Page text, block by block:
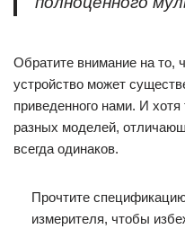
Обратите внимание на то,
устройство может
приведенного нами. И
разных моделей,
всегда одинаков.
Прочтите
измерителя, чтобы